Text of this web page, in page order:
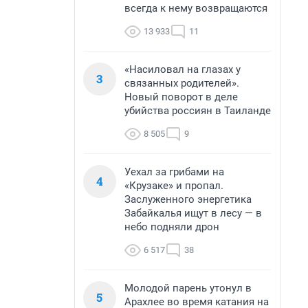
всегда к нему возвращаются
13 933 11
3
«Насиловал на глазах у
связанных родителей».
Новый поворот в деле
убийства россиян в Таиланде
8 505 9
4
Уехал за грибами на
«Крузаке» и пропал.
Заслуженного энергетика
Забайкалья ищут в лесу — в
небо подняли дрон
6 517 38
5
Молодой парень утонул в
Арахлее во время катания на